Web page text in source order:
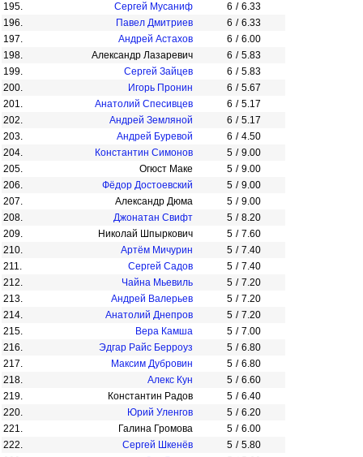
195.
Сергей Мусаниф 6 / 6.33
196.
Павел Дмитриев 6 / 6.33
197.
Андрей Астахов 6 / 6.00
198.
Александр Лазаревич 6 / 5.83
199.
Сергей Зайцев 6 / 5.83
200.
Игорь Пронин 6 / 5.67
201.
Анатолий Спесивцев 6 / 5.17
202.
Андрей Земляной 6 / 5.17
203.
Андрей Буревой 6 / 4.50
204.
Константин Симонов 5 / 9.00
205.
Огюст Маке 5 / 9.00
206.
Фёдор Достоевский 5 / 9.00
207.
Александр Дюма 5 / 9.00
208.
Джонатан Свифт 5 / 8.20
209.
Николай Шпыркович 5 / 7.60
210.
Артём Мичурин 5 / 7.40
211.
Сергей Садов 5 / 7.40
212.
Чайна Мьевиль 5 / 7.20
213.
Андрей Валерьев 5 / 7.20
214.
Анатолий Днепров 5 / 7.20
215.
Вера Камша 5 / 7.00
216.
Эдгар Райс Берроуз 5 / 6.80
217.
Максим Дубровин 5 / 6.80
218.
Алекс Кун 5 / 6.60
219.
Константин Радов 5 / 6.40
220.
Юрий Уленгов 5 / 6.20
221.
Галина Громова 5 / 6.00
222.
Сергей Шкенёв 5 / 5.80